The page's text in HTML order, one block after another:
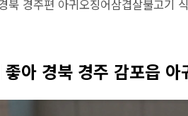
북 경주편 아귀오징어삼겹살불고기
아 경북 경주 감포읍 아